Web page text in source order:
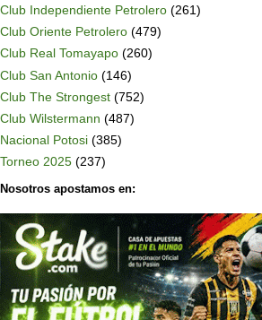
Club Independiente Petrolero (261)
Club Oriente Petrolero (479)
Club Real Tomayapo (260)
Club San Antonio (146)
Club The Strongest (752)
Club Wilstermann (487)
Nacional Potosi (385)
Torneo 2025 (237)
Nosotros apostamos en: